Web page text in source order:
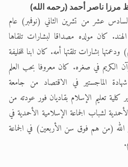
مرزا ناصر أحمد (رحمه الله)
عشر من تشرين الثاني (نوفمبر) عام
كان مولده مصداقا لبشارات تلقاها
بشارات تلقتها أمه. كان ابنا للخليفة
الكريم في صغره. كان معروفا بحب العلم
الماجستير في الاقتصاد من جامعة
تعليم الإسلام بقاديان فور عودته من
لشباب الجماعة الإسلامية الأحمدية في
الله (من هم فوق سن الأربعين) في الجماعة